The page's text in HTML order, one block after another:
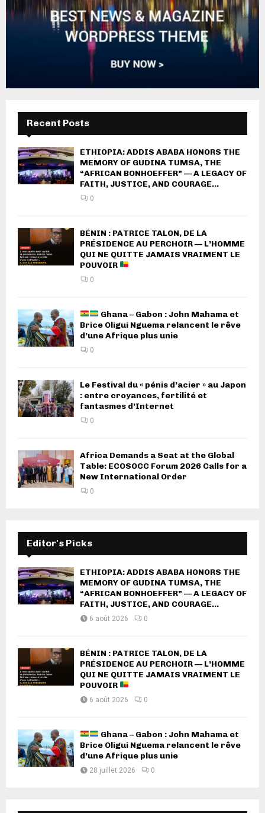
Recent Posts
ETHIOPIA: ADDIS ABABA HONORS THE
MEMORY OF GUDINA TUMSA, THE
“AFRICAN BONHOEFFER” — A LEGACY OF
FAITH, JUSTICE, AND COURAGE...
0
BÉNIN : PATRICE TALON, DE LA
PRÉSIDENCE AU PERCHOIR — L’HOMME
QUI NE QUITTE JAMAIS VRAIMENT LE
POUVOIR
0
Ghana – Gabon : John Mahama et
Brice Oligui Nguema relancent le rêve
d’une Afrique plus unie
0
Le Festival du « pénis d’acier » au Japon
: entre croyances, fertilité et
fantasmes d’Internet
0
Africa Demands a Seat at the Global
Table: ECOSOCC Forum 2026 Calls for a
New International Order
0
Editor's Picks
ETHIOPIA: ADDIS ABABA HONORS THE
MEMORY OF GUDINA TUMSA, THE
“AFRICAN BONHOEFFER” — A LEGACY OF
FAITH, JUSTICE, AND COURAGE...
6 août 2026 0
BÉNIN : PATRICE TALON, DE LA
PRÉSIDENCE AU PERCHOIR — L’HOMME
QUI NE QUITTE JAMAIS VRAIMENT LE
POUVOIR
6 août 2026 0
Ghana – Gabon : John Mahama et
Brice Oligui Nguema relancent le rêve
d’une Afrique plus unie
28 juillet 2026 0